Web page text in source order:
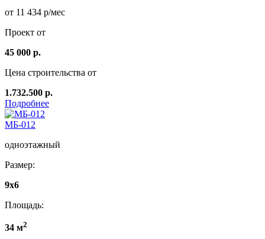
от 11 434 р/мес
Проект от
45 000 р.
Цена строительства от
1.732.500 р.
Подробнее
МБ-012
одноэтажный
Размер:
9x6
Площадь:
34 м2